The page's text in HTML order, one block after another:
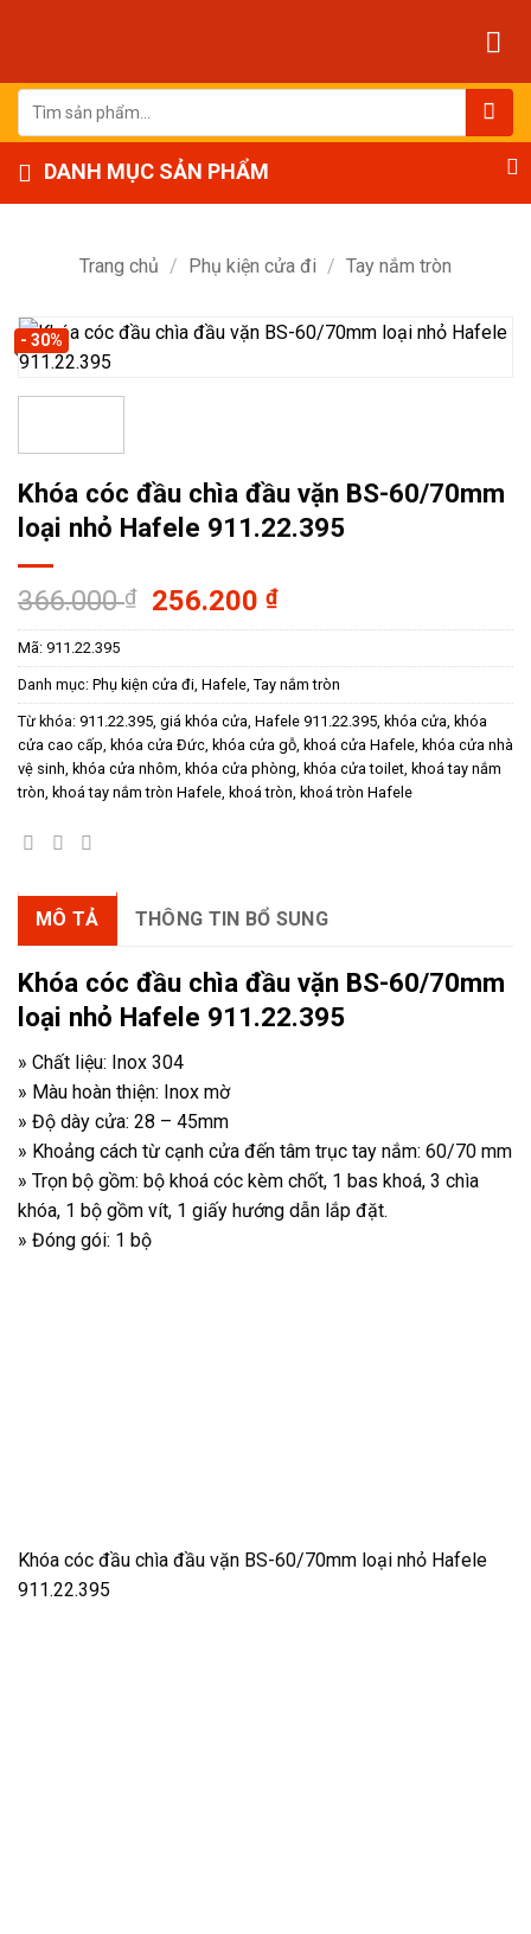
dung
Tìm
kiếm:
DANH MỤC SẢN PHẨM
Trang chủ / Phụ kiện cửa đi / Tay nắm tròn
- 30%
Khóa cóc đầu chìa đầu vặn BS-60/70mm
loại nhỏ Hafele 911.22.395
366.000₫
Giá
gốc
366.000 ₫.
256.200₫Giá
hiện
là:
256.200 ₫.
Mã: 911.22.395
Danh mục: Phụ kiện cửa đi, Hafele, Tay nắm tròn
Từ khóa: 911.22.395, giá khóa cửa, Hafele 911.22.395, khóa cửa, khóa
cửa cao cấp, khóa cửa Đức, khóa cửa gỗ, khoá cửa Hafele, khóa cửa nhà
vệ sinh, khóa cửa nhôm, khóa cửa phòng, khóa cửa toilet, khoá tay nắm
tròn, khoá tay nắm tròn Hafele, khoá tròn, khoá tròn Hafele
MÔ TẢ THÔNG TIN BỔ SUNG
Khóa cóc đầu chìa đầu vặn BS-60/70mm
loại nhỏ Hafele 911.22.395
» Chất liệu: Inox 304
» Màu hoàn thiện: Inox mờ
» Độ dày cửa: 28 – 45mm
» Khoảng cách từ cạnh cửa đến tâm trục tay nắm: 60/70 mm
» Trọn bộ gồm: bộ khoá cóc kèm chốt, 1 bas khoá, 3 chìa
khóa, 1 bộ gồm vít, 1 giấy hướng dẫn lắp đặt.
» Đóng gói: 1 bộ
Khóa cóc đầu chìa đầu vặn BS-60/70mm loại nhỏ Hafele
911.22.395